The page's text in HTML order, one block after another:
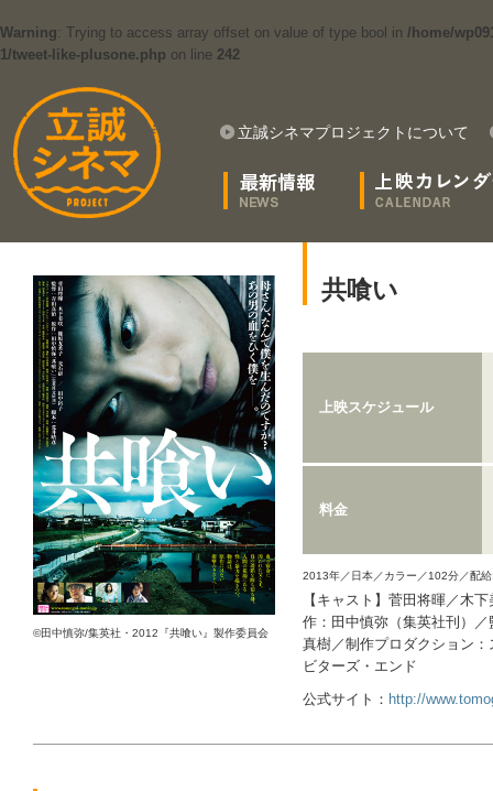
Warning: Trying to access array offset on value of type bool in /home/
1/tweet-like-plusone.php on line 242
立誠シネマプロジェクトについて
©田中慎弥/集英社・2012『共喰い』製作委員会
共喰い
上映スケジュール
料金
2013年／日本／カラー／102分／配
【キャスト】菅田将暉／木
作：田中慎弥（集英社刊）
真樹／制作プロダクション
ビターズ・エンド
公式サイト： http://